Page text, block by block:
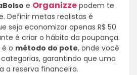
e Organizze podem te
Definir metas realistas é
seja economizar apenas R$ 50
é criar o hábito da poupança.
o método do pote, onde você
garantindo que uma
a reserva financeira.